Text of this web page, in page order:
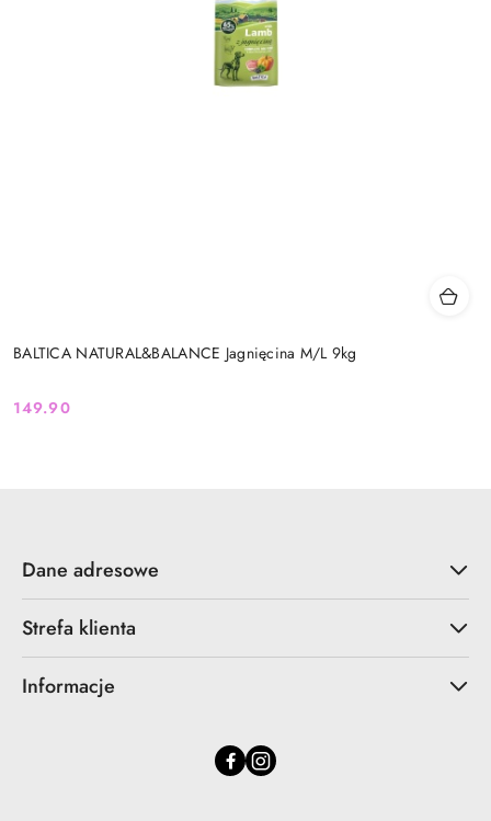
BALTICA NATURAL&BALANCE Jagnięcina M/L 9kg
Cena:
149.90
Dane adresowe
Strefa klienta
Informacje